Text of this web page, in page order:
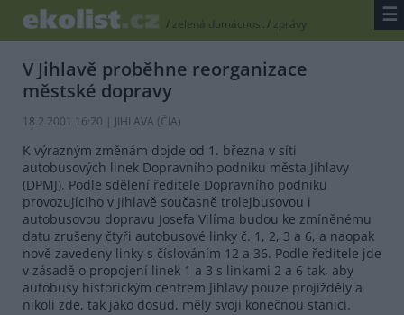
/ zelená domácnost/ zprávy ☰
V Jihlavě proběhne reorganizace
městské dopravy
18.2.2001 16:20 | JIHLAVA (ČIA)
K výrazným změnám dojde od 1. března v síti
autobusových linek Dopravního podniku města Jihlavy
(DPMJ). Podle sdělení ředitele Dopravního podniku
provozujícího v Jihlavě současně trolejbusovou i
autobusovou dopravu Josefa Vilíma budou ke zmíněnému
datu zrušeny čtyři autobusové linky č. 1, 2, 3 a 6, a naopak
nově zavedeny linky s číslováním 12 a 36. Podle ředitele jde
v zásadě o propojení linek 1 a 3 s linkami 2 a 6 tak, aby
autobusy historickým centrem Jihlavy pouze projížděly a
nikoli zde, tak jako dosud, měly svoji konečnou stanici.